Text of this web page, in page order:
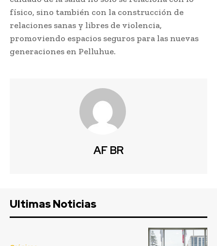
físico, sino también con la construcción de
relaciones sanas y libres de violencia,
promoviendo espacios seguros para las nuevas
generaciones en Pelluhue.
AF BR
Ultimas Noticias